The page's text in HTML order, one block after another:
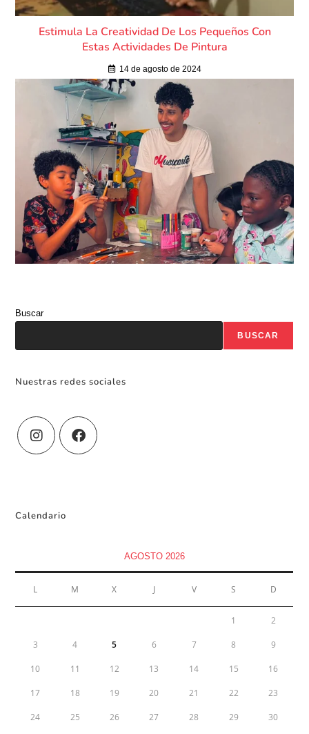
Estimula La Creatividad De Los Pequeños Con
Estas Actividades De Pintura
14 de agosto de 2024
Buscar
BUSCAR
Nuestras redes sociales
Calendario
AGOSTO 2026
L M X J V S D
1 2
3 4 5 6 7 8 9
10 11 12 13 14 15 16
17 18 19 20 21 22 23
24 25 26 27 28 29 30